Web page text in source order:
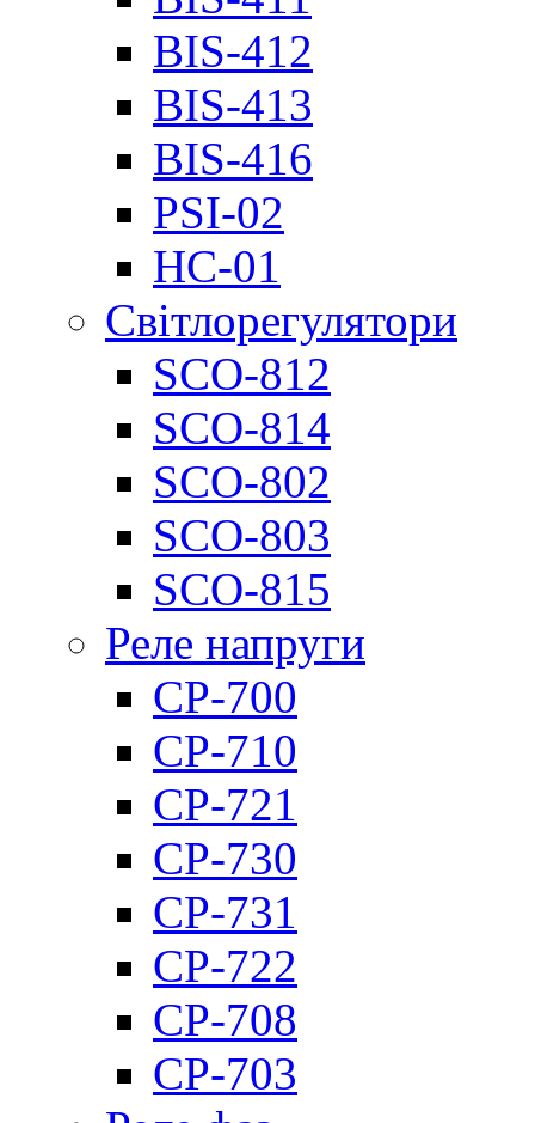
BIS-412
BIS-413
BIS-416
PSI-02
НС-01
Світлорегулятори
SCO-812
SCO-814
SCO-802
SCO-803
SCO-815
Реле напруги
CP-700
CP-710
CP-721
CP-730
CP-731
CP-722
CP-708
CP-703